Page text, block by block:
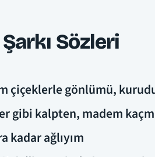
Şarkı Sözleri
çiçeklerle gönlümü,
gibi kalpten, madem
kadar ağlıyım